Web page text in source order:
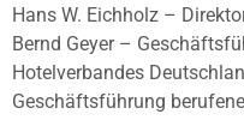
Hans W. Eichholz –
Bernd Geyer –
Hotelverbandes
Geschäftsführung